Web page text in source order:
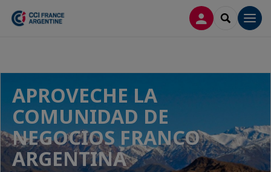
CONECTARSE
SEARCH
APROVECHE LA
COMUNIDAD DE
NEGOCIOS FRANCO
ARGENTINA